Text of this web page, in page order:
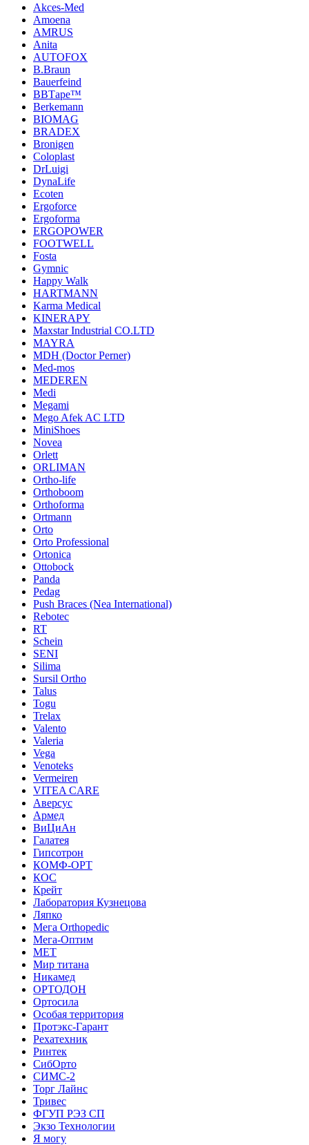
Akces-Med
Amoena
AMRUS
Anita
AUTOFOX
B.Braun
Bauerfeind
BBTаре™
Berkemann
BIOMAG
BRADEX
Bronigen
Coloplast
DrLuigi
DynaLife
Ecoten
Ergoforce
Ergoforma
ERGOPOWER
FOOTWELL
Fosta
Gymnic
Happy Walk
HARTMANN
Karma Medical
KINERAPY
Maxstar Industrial CO.LTD
MAYRA
MDH (Doctor Perner)
Med-mos
MEDEREN
Medi
Megami
Mego Afek AC LTD
MiniShoes
Novea
Orlett
ORLIMAN
Ortho-life
Orthoboom
Orthoforma
Ortmann
Orto
Orto Professional
Ortonica
Ottobock
Panda
Pedag
Push Braces (Nea International)
Rebotec
RT
Schein
SENI
Silima
Sursil Ortho
Talus
Togu
Trelax
Valento
Valeria
Vega
Venoteks
Vermeiren
VITEA CARE
Аверсус
Армед
ВиЦиАн
Галатея
Гипсотрон
КОМФ-ОРТ
КОС
Крейт
Лаборатория Кузнецова
Ляпко
Мега Orthopedic
Мега-Оптим
МЕТ
Мир титана
Никамед
ОРТОДОН
Ортосила
Особая территория
Протэкс-Гарант
Рехатехник
Ринтек
СибОрто
СИМС-2
Торг Лайнс
Тривес
ФГУП РЭЗ СП
Экзо Технологии
Я могу